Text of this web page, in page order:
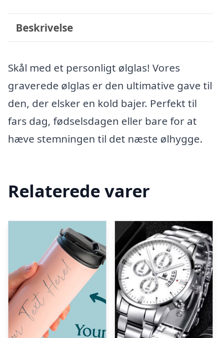
Beskrivelse
Skål med et personligt ølglas! Vores
graverede ølglas er den ultimative gave til
den, der elsker en kold bajer. Perfekt til
fars dag, fødselsdagen eller bare for at
hæve stemningen til det næste ølhygge.
Relaterede varer